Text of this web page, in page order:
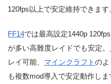
120fps以上で安定維持できます
FF14では最高設定1440p
が多い高難度レイドでも安定。
レイ可能、 マインクラフトのよ
も複数mod導入で安定動作し